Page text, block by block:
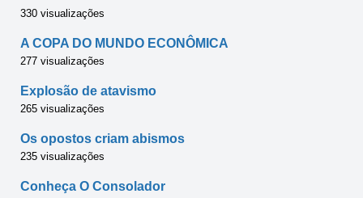
330 visualizações
A COPA DO MUNDO ECONÔMICA
277 visualizações
Explosão de atavismo
265 visualizações
Os opostos criam abismos
235 visualizações
Conheça O Consolador